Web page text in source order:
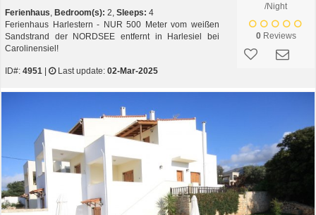
Ferienhaus, Bedroom(s): 2, Sleeps: 4
Ferienhaus Harlestern - NUR 500 Meter vom weißen
Sandstrand der NORDSEE entfernt in Harlesiel bei
Carolinensiel!
ID#: 4951 | Last update: 02-Mar-2025
/Night
0Reviews